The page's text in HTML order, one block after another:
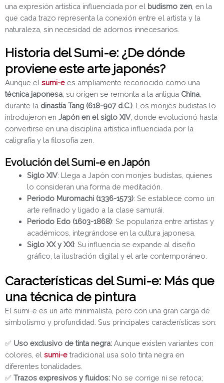
una expresión artística influenciada por el budismo zen , en la
que cada trazo representa la conexión entre el artista y la
naturaleza, sin necesidad de adornos innecesarios.
Historia del Sumi-e: ¿De dónde
proviene este arte japonés?
Aunque el sumi-e es ampliamente reconocido como una
técnica japonesa , su origen se remonta a la antigua China
durante la dinastía Tang (618-907 d.C.) . Los monjes budistas lo
introdujeron en Japón en el siglo XIV, donde evolucionó hasta
convertirse en una disciplina artística influenciada por la
caligrafía y la filosofía zen.
Evolución del Sumi-e en Japón
Siglo XIV: Llega a Japón con monjes budistas, quienes
lo consideran una forma de meditación.
Periodo Muromachi (1336-1573): Se establece como un
arte refinado y ligado a la clase samurái.
Periodo Edo (1603-1868): Se populariza entre artistas y
académicos, integrándose en la cultura japonesa.
Siglo XX y XXI: Su influencia se expande al diseño
gráfico, la ilustración digital y el arte contemporáneo.
Características del Sumi-e: Más que
una técnica de pintura
El sumi-e es un arte minimalista, pero con una gran carga de
simbolismo y profundidad. Sus principales características son:
✅ Uso exclusivo de tinta negra: Aunque existen variantes con
colores, el sumi-e tradicional usa solo tinta negra en
diferentes tonalidades.
✅ Trazos expresivos y fluidos: No se corrige ni se retoca;